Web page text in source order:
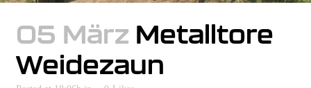
05 März Metalltore
Weidezaun